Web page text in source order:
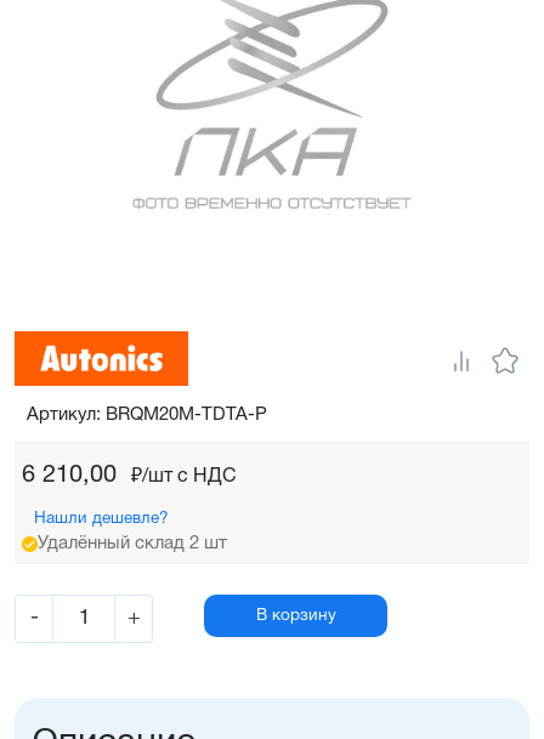
6 210,00 ₽/шт c НДС
Нашли дешевле?
Удалённый склад 2 шт
- + В корзину
Артикул: BRQM20M-TDTA-P